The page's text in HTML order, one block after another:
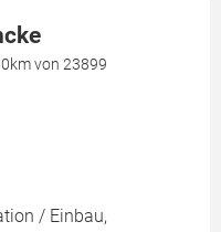
von 23899
/ Einbau,